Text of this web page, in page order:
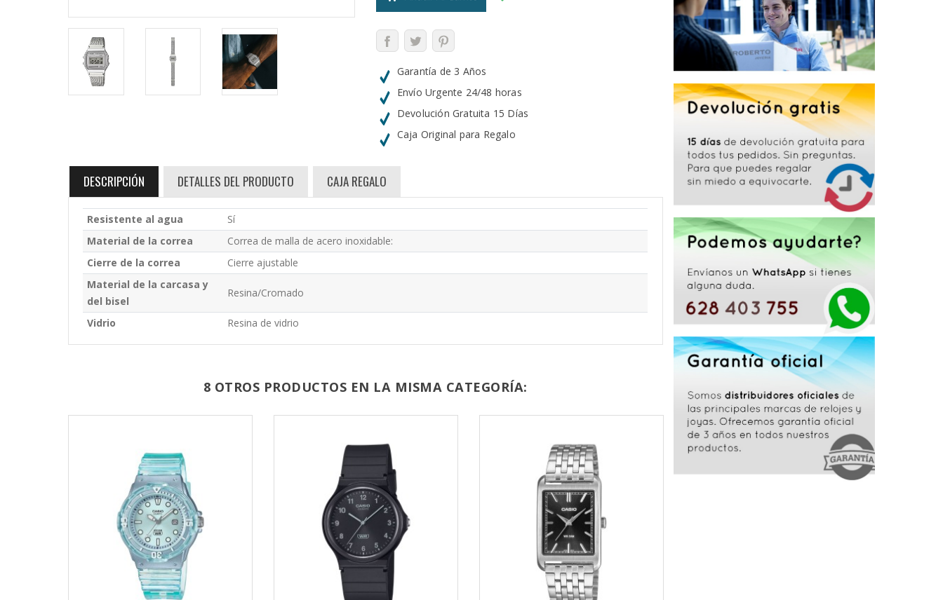
Garantía de 3 Años
Envío Urgente 24/48 horas
Devolución Gratuita 15 Días
Caja Original para Regalo
DESCRIPCIÓN DETALLES DEL PRODUCTO CAJA REGALO
Resistente al agua
Sí
Material de la correa
Correa de malla de acero inoxidable:
Cierre de la correa
Cierre ajustable
Material de la carcasa y
del bisel
Resina/Cromado
Vidrio Resina de vidrio
8 OTROS PRODUCTOS EN LA MISMA CATEGORÍA: